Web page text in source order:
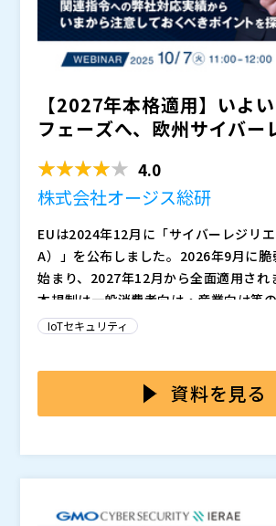
【2027年本格適用】いよ
フェーズへ、欧州サイバー
4.0
株式会社オージス総研
EUは2024年12月に「サイバーレジリ
A）」を公布しました。2026年9月に
始まり、2027年12月から全面適用され
本規制は一般消費者向け・産業向け等
象となり、企業は製品のセキュリティア
きなくなる恐れがあります。
リース後のサポートまで製品ライフサ
ます。セキュリティアセスメントの義
た、SBOMの整備やリリース後の脆弱
定期的なアップデート提供も求められ
遵守だけでは不十分であり、ライフサ
えた包括的な対応が不可欠です。
然として不透明です。欧州標準化機関（
IoTセキュリティ
資料を見る